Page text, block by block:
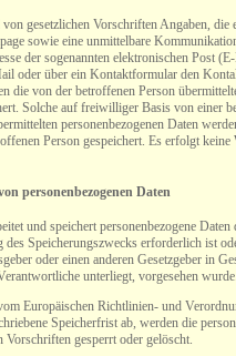
gesetzlichen Vorschriften Angaben, die
sowie eine unmittelbare
der sogenannten elektronischen Post
oder über ein Kontaktformular den
die von der betroffenen Person
Solche auf freiwilliger Basis von einer
personenbezogenen Daten
Person gespeichert. Es erfolgt keine
personenbezogenen Daten
und speichert personenbezogene Daten
Speicherungszwecks erforderlich ist
oder einen anderen Gesetzgeber in
unterliegt, vorgesehen
Europäischen Richtlinien- und
Speicherfrist ab, werden die
Vorschriften gesperrt oder gelöscht.